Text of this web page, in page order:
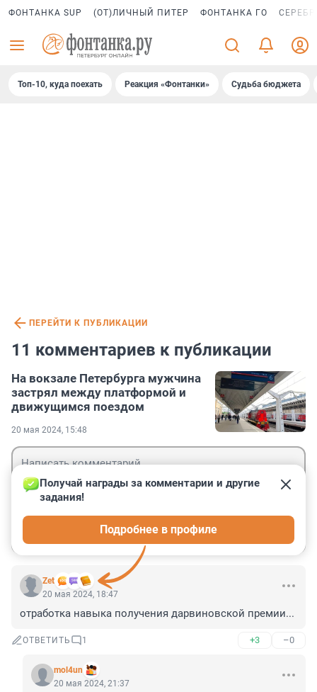
ФОНТАНКА SUP (ОТ)ЛИЧНЫЙ ПИТЕР ФОНТАНКА ГО
Топ-10, куда поехать Реакция «Фонтанки» Судьба бюджета
ПЕРЕЙТИ К ПУБЛИКАЦИИ
11 комментариев к публикации
На вокзале Петербурга мужчина
застрял между платформой и
движущимся поездом
20 мая 2024, 15:48
Zet
Получай награды за комментарии и другие
задания!
Подробнее в профиле
20 мая 2024, 18:47
отработка навыка получения дарвиновской премии...
ОТВЕТИТЬ 1 +3 –0
mol4un
20 мая 2024, 21:37